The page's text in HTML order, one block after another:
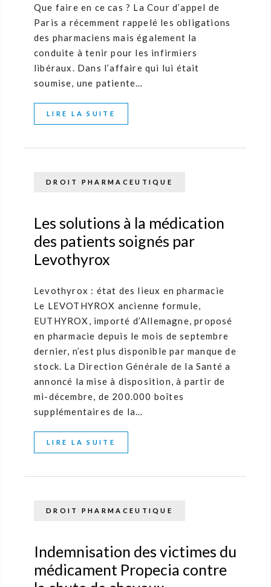
Que faire en ce cas ? La Cour d’appel de
Paris a récemment rappelé les obligations
des pharmaciens mais également la
conduite à tenir pour les infirmiers
libéraux. Dans l’affaire qui lui était
soumise, une patiente…
LIRE LA SUITE
DROIT PHARMACEUTIQUE
Les solutions à la médication
des patients soignés par
Levothyrox
Levothyrox : état des lieux en pharmacie
Le LEVOTHYROX ancienne formule,
EUTHYROX, importé d’Allemagne, proposé
en pharmacie depuis le mois de septembre
dernier, n’est plus disponible par manque de
stock. La Direction Générale de la Santé a
annoncé la mise à disposition, à partir de
mi-décembre, de 200.000 boîtes
supplémentaires de la…
LIRE LA SUITE
DROIT PHARMACEUTIQUE
Indemnisation des victimes du
médicament Propecia contre